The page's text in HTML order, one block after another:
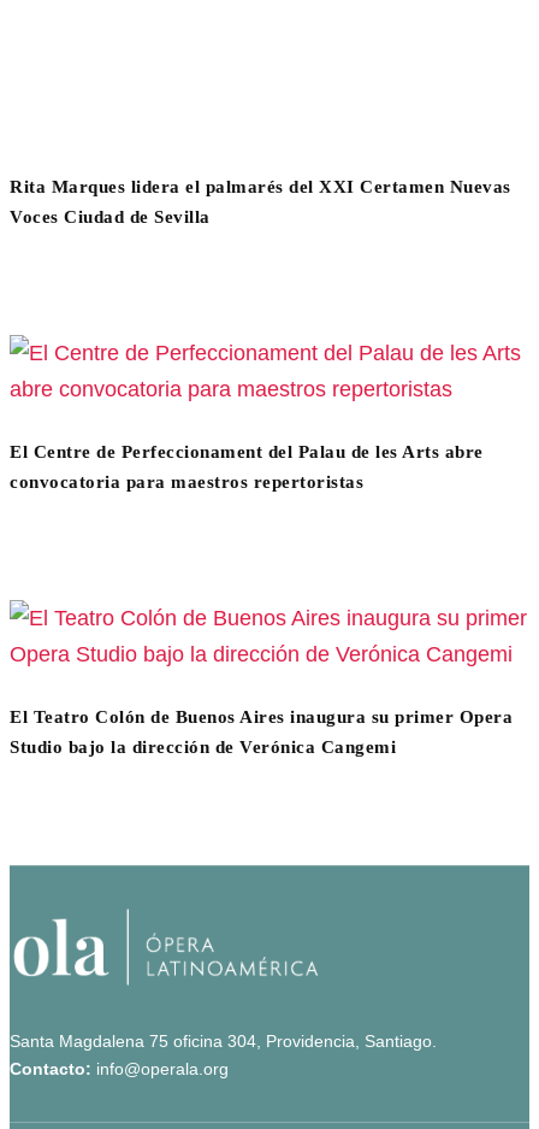
Rita Marques lidera el palmarés del XXI Certamen Nuevas
Voces Ciudad de Sevilla
El Centre de Perfeccionament del Palau de les Arts abre
convocatoria para maestros repertoristas
El Teatro Colón de Buenos Aires inaugura su primer Opera
Studio bajo la dirección de Verónica Cangemi
Santa Magdalena 75 oficina 304, Providencia, Santiago.
Contacto: info@operala.org